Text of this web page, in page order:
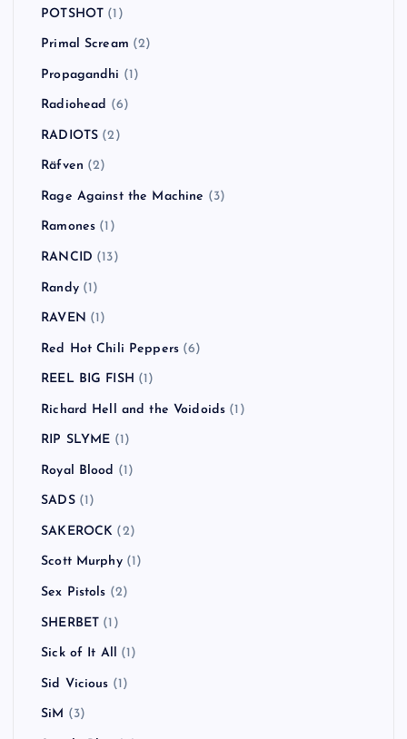
POTSHOT (1)
Primal Scream (2)
Propagandhi (1)
Radiohead (6)
RADIOTS (2)
Räfven (2)
Rage Against the Machine (3)
Ramones (1)
RANCID (13)
Randy(1)
RAVEN (1)
Red Hot Chili Peppers (6)
REEL BIG FISH (1)
Richard Hell and the Voidoids (1)
RIP SLYME (1)
Royal Blood (1)
SADS(1)
SAKEROCK (2)
Scott Murphy(1)
Sex Pistols (2)
SHERBET (1)
Sick of It All (1)
Sid Vicious (1)
SiM (3)